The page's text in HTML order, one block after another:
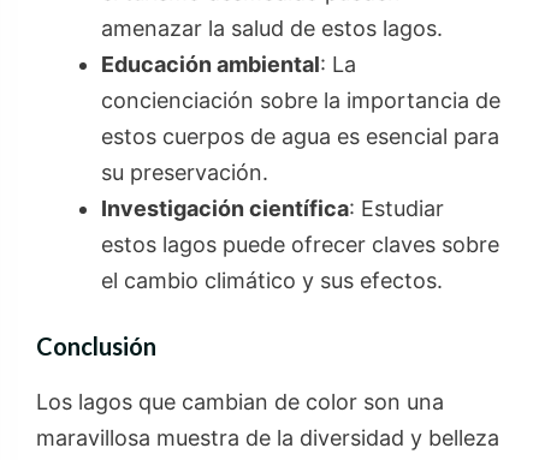
amenazar la salud de estos lagos.
Educación ambiental: La
concienciación sobre la importancia de
estos cuerpos de agua es esencial para
su preservación.
Investigación científica: Estudiar
estos lagos puede ofrecer claves sobre
el cambio climático y sus efectos.
Conclusión
Los lagos que cambian de color son una
maravillosa muestra de la diversidad y belleza